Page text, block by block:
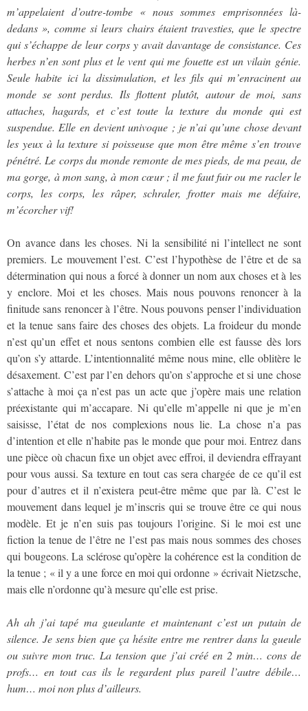
m’appelaient d’outre-tombe « nous sommes emprisonnées là-
dedans », comme si leurs chairs étaient travesties, que le spectre
qui s’échappe de leur corps y avait davantage de consistance. Ces
herbes n’en sont plus et le vent qui me fouette est un vilain génie.
Seule habite ici la dissimulation, et les fils qui m’enracinent au
monde se sont perdus. Ils flottent plutôt, autour de moi, sans
attaches, hagards, et c’est toute la texture du monde qui est
suspendue. Elle en devient univoque ; je n’ai qu’une chose devant
les yeux à la texture si poisseuse que mon être même s’en trouve
pénétré. Le corps du monde remonte de mes pieds, de ma peau, de
ma gorge, à mon sang, à mon cœur ; il me faut fuir ou me racler le
corps, les corps, les râper, schraler, frotter mais me défaire,
m’écorcher vif!
On avance dans les choses. Ni la sensibilité ni l’intellect ne sont
premiers. Le mouvement l’est. C’est l’hypothèse de l’être et de sa
détermination qui nous a forcé à donner un nom aux choses et à les
y enclore. Moi et les choses. Mais nous pouvons renoncer à la
finitude sans renoncer à l’être. Nous pouvons penser l’individuation
et la tenue sans faire des choses des objets. La froideur du monde
n’est qu’un effet et nous sentons combien elle est fausse dès lors
qu’on s’y attarde. L’intentionnalité même nous mine, elle oblitère le
désaxement. C’est par l’en dehors qu’on s’approche et si une chose
s’attache à moi ça n’est pas un acte que j’opère mais une relation
préexistante qui m’accapare. Ni qu’elle m’appelle ni que je m’en
saisisse, l’état de nos complexions nous lie. La chose n’a pas
d’intention et elle n’habite pas le monde que pour moi. Entrez dans
une pièce où chacun fixe un objet avec effroi, il deviendra effrayant
pour vous aussi. Sa texture en tout cas sera chargée de ce qu’il est
pour d’autres et il n’existera peut-être même que par là. C’est le
mouvement dans lequel je m’inscris qui se trouve être ce qui nous
modèle. Et je n’en suis pas toujours l’origine. Si le moi est une
fiction la tenue de l’être ne l’est pas mais nous sommes des choses
qui bougeons. La sclérose qu’opère la cohérence est la condition de
la tenue ; « il y a une force en moi qui ordonne » écrivait Nietzsche,
mais elle n’ordonne qu’à mesure qu’elle est prise.
Ah ah j’ai tapé ma gueulante et maintenant c’est un putain de
silence. Je sens bien que ça hésite entre me rentrer dans la gueule
ou suivre mon truc. La tension que j’ai créé en 2 min… cons de
profs… en tout cas ils le regardent plus pareil l’autre débile…
hum… moi non plus d’ailleurs.